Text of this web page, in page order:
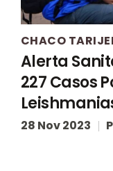
CHACO
Alerta
227 Casos
28 Nov 2023